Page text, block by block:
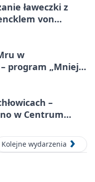
ławeczki z
von
w
program „Mniej
–
w Centrum
Kolejne wydarzenia